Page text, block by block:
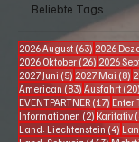
Beliebte Tags
2026 August (63) 63
2026
2026 Oktober (26) 26
2026
2027 Juni (5) 5 Beiträge
2027 Mai (8)
American (83) 83 Beiträge
Ausfahrt (20)
EVENTPARTNER (17) 17
Enter
Informationen (2) 2 Beiträge
Karitativ
Land: Liechtenstein (4) 4